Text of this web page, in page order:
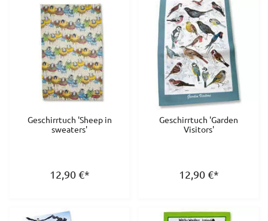
Geschirrtuch 'Sheep in
sweaters'
12,90€*
Geschirrtuch 'Garden
Visitors'
12,90€*